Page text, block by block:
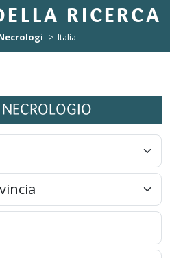
RICERCA
Italia
NECROLOGIO